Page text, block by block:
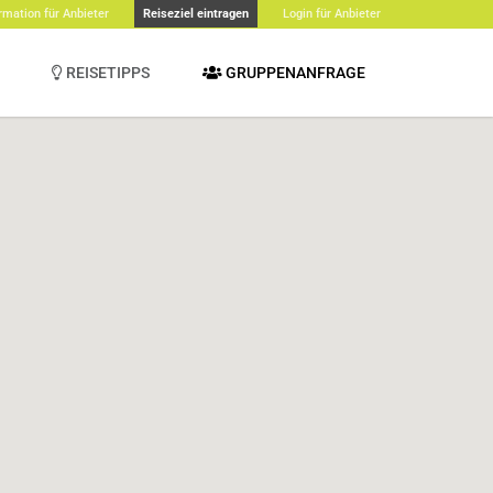
für Anbieter Reiseziel eintragen Login für Anbieter
REISETIPPS GRUPPENANFRAGE